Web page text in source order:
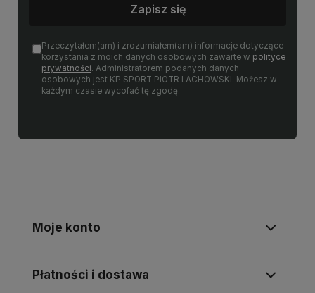
Zapisz się
Przeczytałem(am) i zrozumiałem(am) informacje dotyczące
korzystania z moich danych osobowych zawarte w polityce
prywatności. Administratorem podanych danych
osobowych jest KP SPORT PIOTR LACHOWSKI. Możesz w
każdym czasie wycofać tę zgodę.
Moje konto
Płatności i dostawa